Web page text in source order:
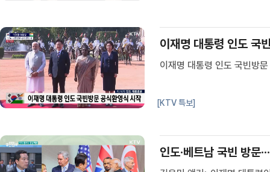
이재명 대통령 인도 국
이재명 대통령 인도 국빈방
[KTV 특보]
인도·베트남 국빈 방문